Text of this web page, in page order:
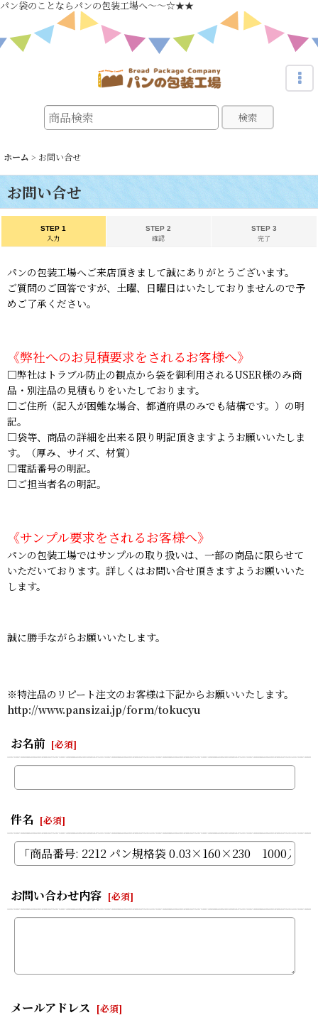
パン袋のことならパンの包装工場へ～～☆★★
検索
ホーム > お問い合せ
お問い合せ
STEP 1
入力
STEP 2
確認
STEP 3
完了
パンの包装工場へご来店頂きまして誠にありがとうございます。
ご質問のご回答ですが、土曜、日曜日はいたしておりませんので予
めご了承ください。
《弊社へのお見積要求をされるお客様へ》
□弊社はトラブル防止の観点から袋を御利用されるUSER様のみ商
品・別注品の見積もりをいたしております。
□ご住所（記入が困難な場合、都道府県のみでも結構です。）の明
記。
□袋等、商品の詳細を出来る限り明記頂きますようお願いいたしま
す。（厚み、サイズ、材質）
□電話番号の明記。
□ご担当者名の明記。
《サンプル要求をされるお客様へ》
パンの包装工場ではサンプルの取り扱いは、一部の商品に限らせて
いただいております。詳しくはお問い合せ頂きますようお願いいた
します。
誠に勝手ながらお願いいたします。
※特注品のリピート注文のお客様は下記からお願いいたします。
http://www.pansizai.jp/form/tokucyu
お名前 [必須]
件名 [必須]
お問い合わせ内容 [必須]
メールアドレス [必須]